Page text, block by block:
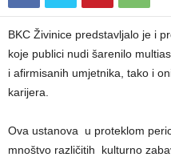
BKC Živinice predstavljalo je i
koje publici nudi šarenilo
i afirmisanih umjetnika, tako i
karijera.
Ova ustanova u proteklom
mnoštvo različitih kulturno